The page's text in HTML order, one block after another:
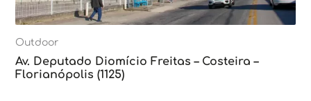
Outdoor
Av. Deputado Diomício Freitas – Costeira –
Florianópolis (1125)